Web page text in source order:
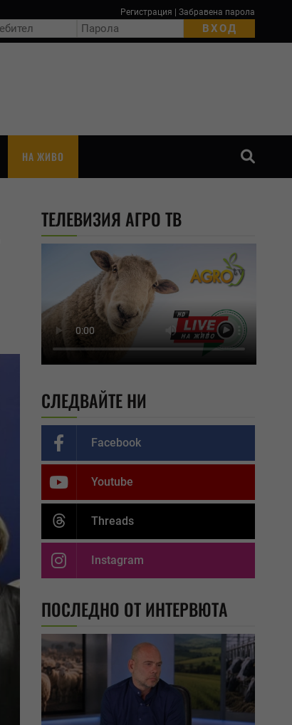
Регистрация Забравена парола
НА ЖИВО
ТЕЛЕВИЗИЯ АГРО ТВ
СЛЕДВАЙТЕ НИ
Facebook
Youtube
Threads
Instagram
ПОСЛЕДНО ОТ ИНТЕРВЮТА